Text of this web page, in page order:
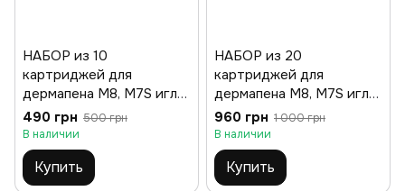
НАБОР из 10
картриджей для
дермапена M8, M7S иглы
для фракционной
мезотерапии и
микронидлинга
490 грн 500 грн
В наличии
Купить
НАБОР из 20
картриджей для
дермапена M8, M7S иглы
для фракционной
мезотерапии и
микронидлинга
960 грн 1 000 грн
В наличии
Купить